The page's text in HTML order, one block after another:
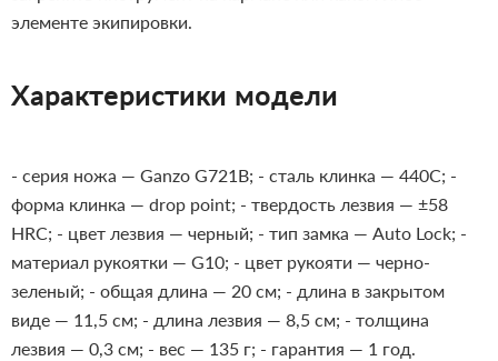
элементе экипировки.
Характеристики модели
- серия ножа — Ganzo G721B; - сталь клинка — 440C; -
форма клинка — drop point; - твердость лезвия — ±58
HRC; - цвет лезвия — черный; - тип замка — Auto Lock; -
материал рукоятки — G10; - цвет рукояти — черно-
зеленый; - общая длина — 20 см; - длина в закрытом
виде — 11,5 см; - длина лезвия — 8,5 см; - толщина
лезвия — 0,3 см; - вес — 135 г; - гарантия — 1 год.